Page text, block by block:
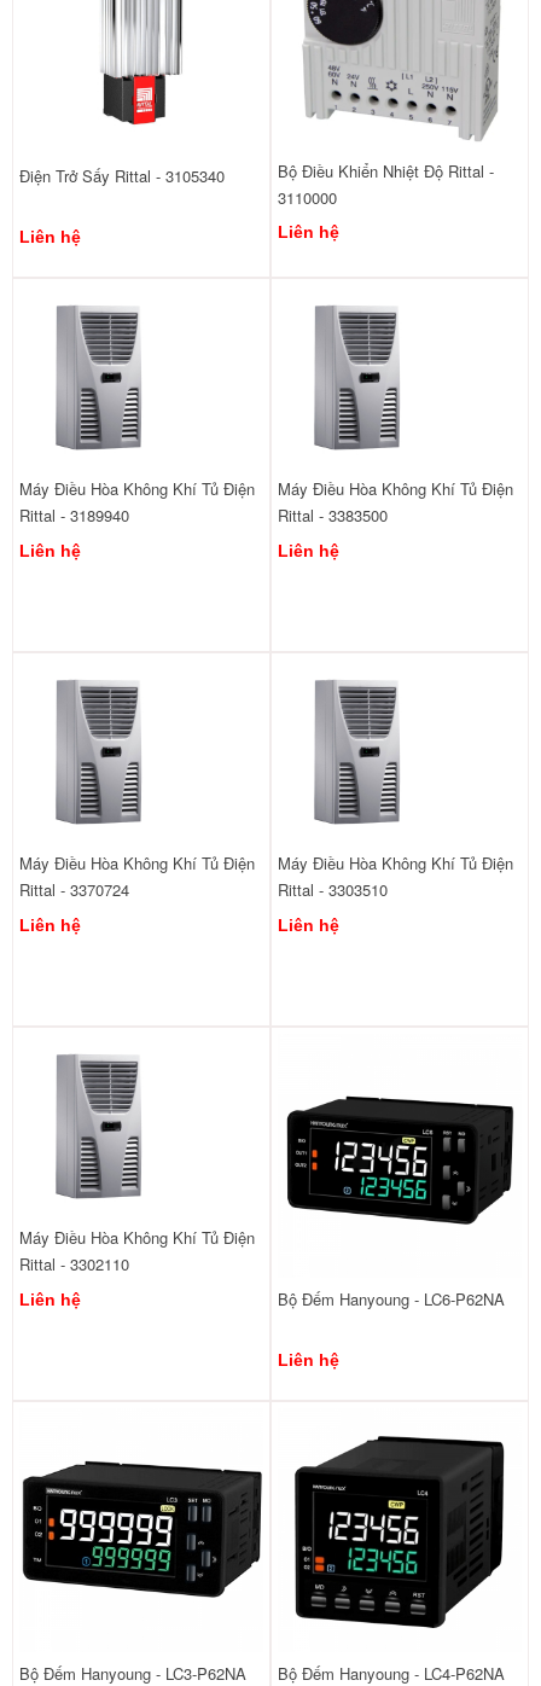
Điện Trở Sấy Rittal - 3105340
Liên hệ
Bộ Điều Khiển Nhiệt Độ Rittal -
3110000
Liên hệ
Máy Điều Hòa Không Khí Tủ Điện
Rittal - 3189940
Liên hệ
Máy Điều Hòa Không Khí Tủ Điện
Rittal - 3383500
Liên hệ
Máy Điều Hòa Không Khí Tủ Điện
Rittal - 3370724
Liên hệ
Máy Điều Hòa Không Khí Tủ Điện
Rittal - 3303510
Liên hệ
Máy Điều Hòa Không Khí Tủ Điện
Rittal - 3302110
Liên hệ Bộ Đếm Hanyoung - LC6-P62NA
Liên hệ
Bộ Đếm Hanyoung - LC3-P62NA Bộ Đếm Hanyoung - LC4-P62NA